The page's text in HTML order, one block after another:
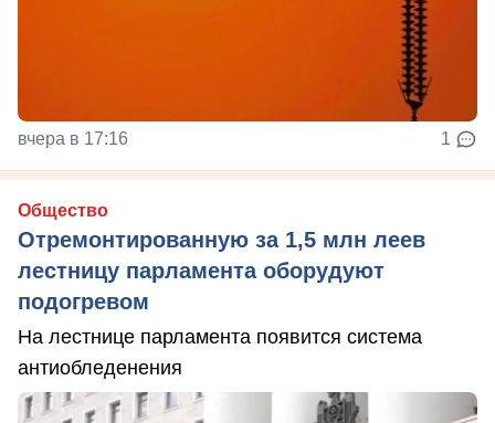
вчера в 17:16 1
Общество
Отремонтированную за 1,5 млн леев
лестницу парламента оборудуют
подогревом
На лестнице парламента появится система
антиобледенения